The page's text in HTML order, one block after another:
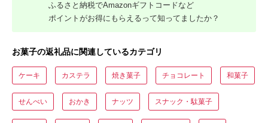
ふるさと納税でAmazonギフトコードなど
ポイントがお得にもらえるって知ってましたか？
お菓子の返礼品に関連しているカテゴリ
ケーキ カステラ 焼き菓子 チョコレート 和菓子
せんべい おかき ナッツ スナック・駄菓子